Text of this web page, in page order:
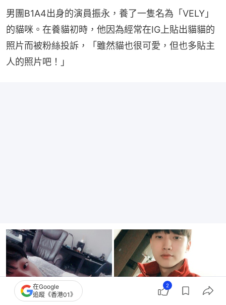
男團B1A4出身的演員振永，養了一隻名為「VELY」
的貓咪。在養貓初時，他因為經常在IG上貼出貓貓的
照片而被粉絲投訴，「雖然貓也很可愛，但也多貼主
人的照片吧！」
在Google
追蹤《香港01》
2